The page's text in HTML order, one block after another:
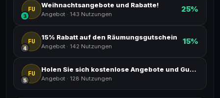
FU
3
Weihnachtsangebote und Rabatte!
Angebot · 143 Nutzungen
25%
FU
4
15% Rabatt auf den Räumungsgutschein
Angebot · 142 Nutzungen
15%
FU
5
Holen Sie sich kostenlose Angebote und Gutscheine
Angebot · 128 Nutzungen